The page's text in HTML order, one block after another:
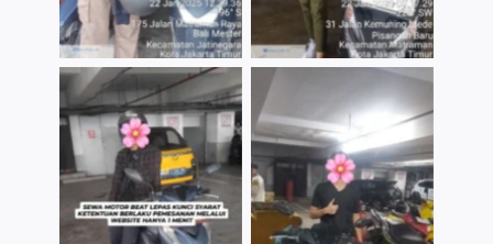
TNo Caption TNo Caption